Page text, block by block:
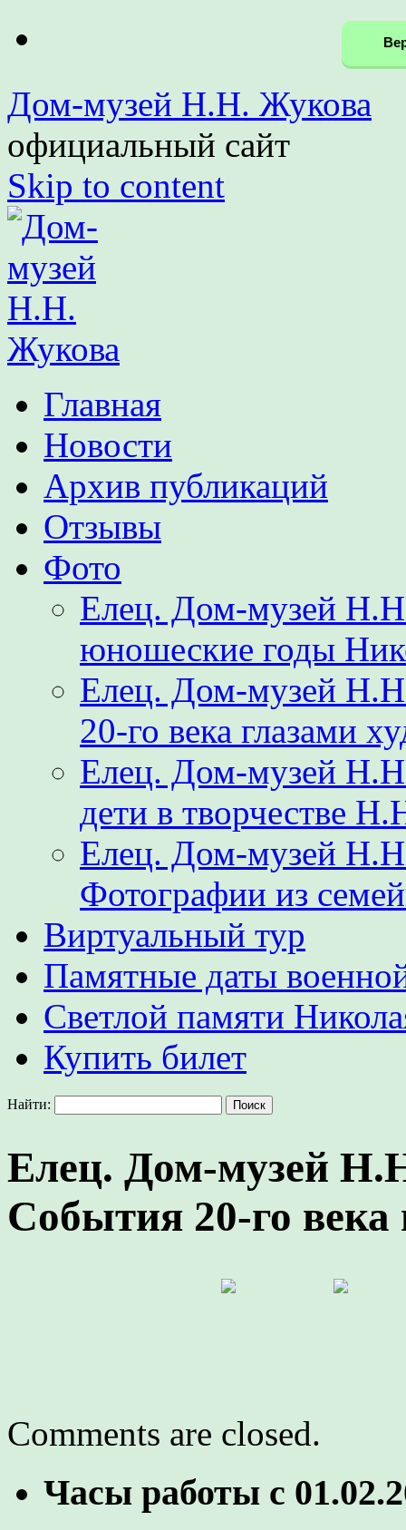
Дом-музей Н.Н. Жукова
официальный сайт
Skip to content
Главная
Новости
Архив публикаций
Отзывы
Фото
Елец. Дом-музей
юношеские годы
Елец. Дом-музей
20-го века глазами
Елец. Дом-музей
дети в творчестве
Елец. Дом-музей
Фотографии из
Виртуальный тур
Памятные даты
Светлой памяти
Купить билет
Найти:
Елец. Дом-музей
События 20-го века
Comments are closed.
Часы работы с